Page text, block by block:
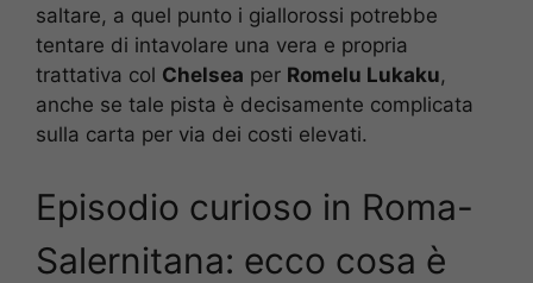
saltare, a quel punto i giallorossi potrebbe
tentare di intavolare una vera e propria
trattativa col Chelsea per Romelu Lukaku,
anche se tale pista è decisamente complicata
sulla carta per via dei costi elevati.
Episodio curioso in Roma-
Salernitana: ecco cosa è